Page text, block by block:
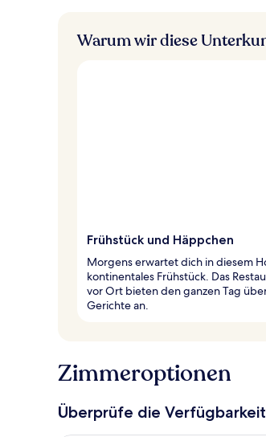
Warum wir diese
Frühstück und Häppchen
Morgens erwartet dich in diesem
kontinentales Frühstück. Das
vor Ort bieten den ganzen Tag
Gerichte an.
Zimmeroptionen
Überprüfe die